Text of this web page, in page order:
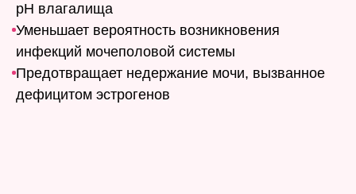
рН влагалища
Уменьшает вероятность возникновения
инфекций мочеполовой системы
Предотвращает недержание мочи, вызванное
дефицитом эстрогенов